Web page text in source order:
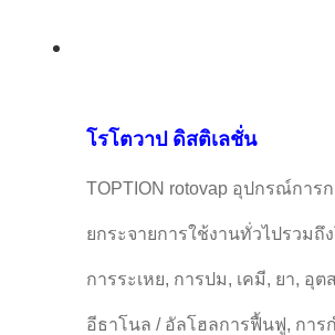
โรโตวาป ดิสติเลชั่น
TOPTION rotovap อุปกรณ์การ
ยกระจายการใช้งานทั่วไปรวมถึ
การระเหย, การปม, เคมี, ยา, อุ
อีธาโนล / อัลโฮลการฟื้นฟู, การ